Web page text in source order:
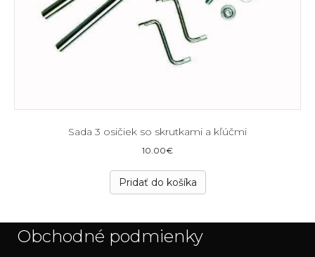
Sada 3 osičiek so skrutkami a kľúčmi
10.00€
Pridať do košíka
Obchodné podmienky